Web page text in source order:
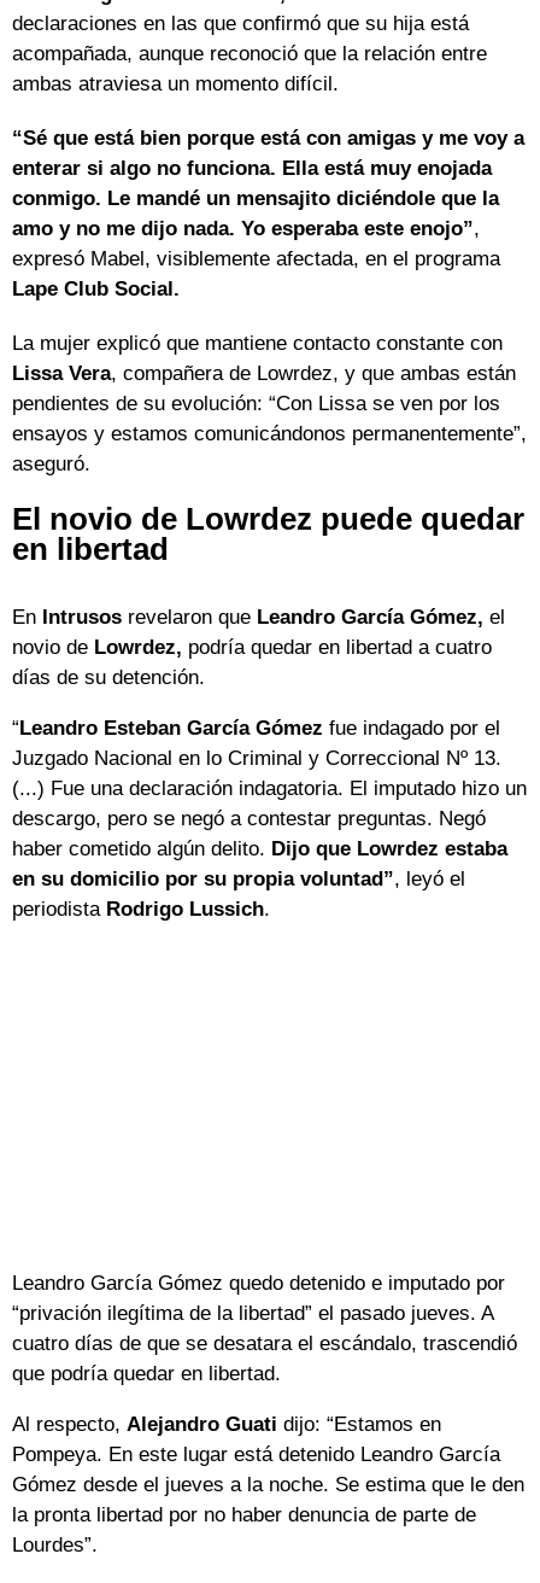
declaraciones en las que confirmó que su hija está
acompañada, aunque reconoció que la relación entre
ambas atraviesa un momento difícil.
“Sé que está bien porque está con amigas y me voy a
enterar si algo no funciona. Ella está muy enojada
conmigo. Le mandé un mensajito diciéndole que la
amo y no me dijo nada. Yo esperaba este enojo”,
expresó Mabel, visiblemente afectada, en el programa
Lape Club Social.
La mujer explicó que mantiene contacto constante con
Lissa Vera, compañera de Lowrdez, y que ambas están
pendientes de su evolución: “Con Lissa se ven por los
ensayos y estamos comunicándonos permanentemente”,
aseguró.
El novio de Lowrdez puede quedar
en libertad
En Intrusos revelaron que Leandro García Gómez, el
novio de Lowrdez, podría quedar en libertad a cuatro
días de su detención.
“ Leandro Esteban García Gómez fue indagado por el
Juzgado Nacional en lo Criminal y Correccional Nº 13.
(...) Fue una declaración indagatoria. El imputado hizo un
descargo, pero se negó a contestar preguntas. Negó
haber cometido algún delito. Dijo que Lowrdez estaba
en su domicilio por su propia voluntad”, leyó el
periodista Rodrigo Lussich.
Leandro García Gómez quedo detenido e imputado por
“privación ilegítima de la libertad” el pasado jueves. A
cuatro días de que se desatara el escándalo, trascendió
que podría quedar en libertad.
Al respecto, Alejandro Guati dijo: “Estamos en
Pompeya. En este lugar está detenido Leandro García
Gómez desde el jueves a la noche. Se estima que le den
la pronta libertad por no haber denuncia de parte de
Lourdes”.